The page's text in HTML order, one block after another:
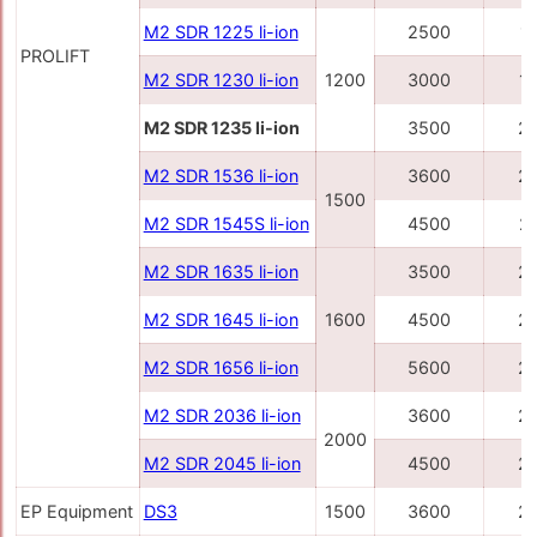
PROLIFT
M2 SDR 1225 li-ion
1200
2500
M2 SDR 1230 li-ion 3000
M2 SDR 1235 li-ion 3500
M2 SDR 1536 li-ion
1500
3600
M2 SDR 1545S li-ion 4500
M2 SDR 1635 li-ion
1600
3500
M2 SDR 1645 li-ion 4500
M2 SDR 1656 li-ion 5600
M2 SDR 2036 li-ion
2000
3600
M2 SDR 2045 li-ion 4500
EP Equipment DS3 1500 3600